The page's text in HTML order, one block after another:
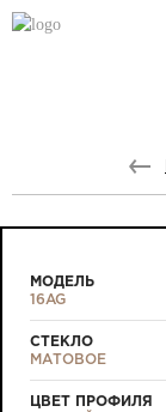
МОДЕЛЬ
16AG
СТЕКЛО
МАТОВОЕ
ЦВЕТ ПРОФИЛЯ